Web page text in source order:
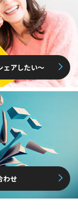
ェアしたい〜
わせ